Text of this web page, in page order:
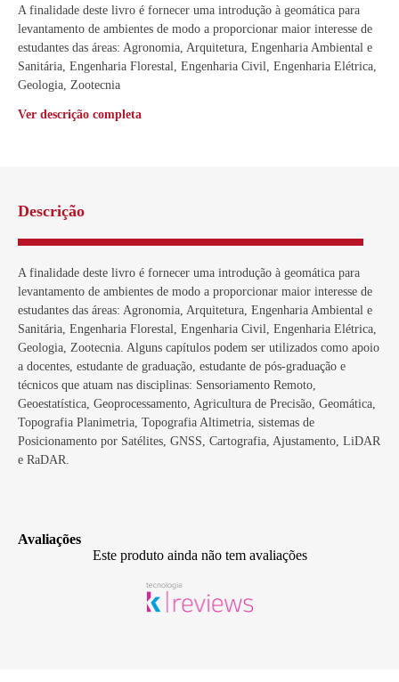
A finalidade deste livro é fornecer uma introdução à geomática para
levantamento de ambientes de modo a proporcionar maior interesse de
estudantes das áreas: Agronomia, Arquitetura, Engenharia Ambiental e
Sanitária, Engenharia Florestal, Engenharia Civil, Engenharia Elétrica,
Geologia, Zootecnia
Ver descrição completa
Descrição
A finalidade deste livro é fornecer uma introdução à geomática para
levantamento de ambientes de modo a proporcionar maior interesse de
estudantes das áreas: Agronomia, Arquitetura, Engenharia Ambiental e
Sanitária, Engenharia Florestal, Engenharia Civil, Engenharia Elétrica,
Geologia, Zootecnia. Alguns capítulos podem ser utilizados como apoio
a docentes, estudante de graduação, estudante de pós-graduação e
técnicos que atuam nas disciplinas: Sensoriamento Remoto,
Geoestatística, Geoprocessamento, Agricultura de Precisão, Geomática,
Topografia Planimetria, Topografia Altimetria, sistemas de
Posicionamento por Satélites, GNSS, Cartografia, Ajustamento, LiDAR
e RaDAR.
Avaliações
Este produto ainda não tem avaliações